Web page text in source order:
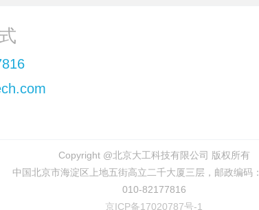
Copyright @北京大工科技有限公司 版权所有
中国北京市海淀区上地五街高立二千大厦三层，邮政编码
010-82177816
京ICP备17020787号-1